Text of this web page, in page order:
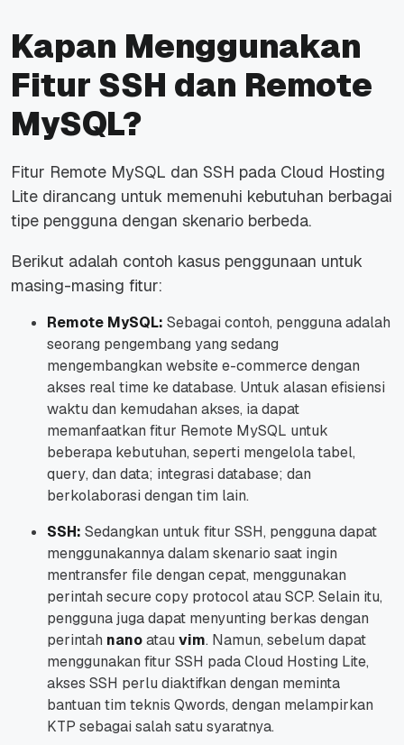
Kapan Menggunakan
Fitur SSH dan Remote
MySQL?
Fitur Remote MySQL dan SSH pada Cloud Hosting
Lite dirancang untuk memenuhi kebutuhan berbagai
tipe pengguna dengan skenario berbeda.
Berikut adalah contoh kasus penggunaan untuk
masing-masing fitur:
Remote MySQL: Sebagai contoh, pengguna adalah
seorang pengembang yang sedang
mengembangkan website e-commercedengan
akses real time kedatabase. Untuk alasan efisiensi
waktu dan kemudahan akses, ia dapat
memanfaatkan fitur Remote MySQL untuk
beberapa kebutuhan, seperti mengelola tabel,
query, dan data; integrasi database; dan
berkolaborasi dengan tim lain.
SSH: Sedangkan untuk fitur SSH, pengguna dapat
menggunakannya dalam skenario saat ingin
mentransfer filedengan cepat, menggunakan
perintah secure copy protocolatau SCP. Selain itu,
pengguna juga dapat menyunting berkas dengan
perintah nanoatau vim. Namun, sebelum dapat
menggunakan fitur SSH pada Cloud Hosting Lite,
akses SSH perlu diaktifkan dengan meminta
bantuan tim teknis Qwords, dengan melampirkan
KTP sebagai salah satu syaratnya.